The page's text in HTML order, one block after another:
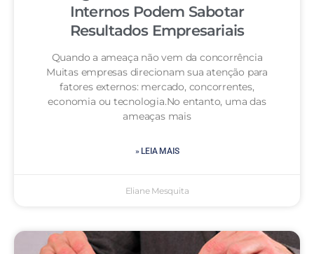
Internos Podem Sabotar
Resultados Empresariais
Quando a ameaça não vem da concorrência
Muitas empresas direcionam sua atenção para
fatores externos: mercado, concorrentes,
economia ou tecnologia.No entanto, uma das
ameaças mais
» LEIA MAIS
Eliane Mesquita